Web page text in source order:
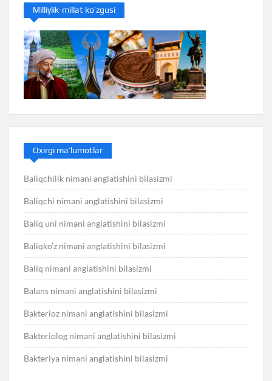
Milliylik-millat ko’zgusi
Oxirgi ma’lumotlar
Baliqchilik nimani anglatishini bilasizmi
Baliqchi nimani anglatishini bilasizmi
Baliq uni nimani anglatishini bilasizmi
Baliqko’z nimani anglatishini bilasizmi
Baliq nimani anglatishini bilasizmi
Balans nimani anglatishini bilasizmi
Bakterioz nimani anglatishini bilasizmi
Bakteriolog nimani anglatishini bilasizmi
Bakteriya nimani anglatishini bilasizmi